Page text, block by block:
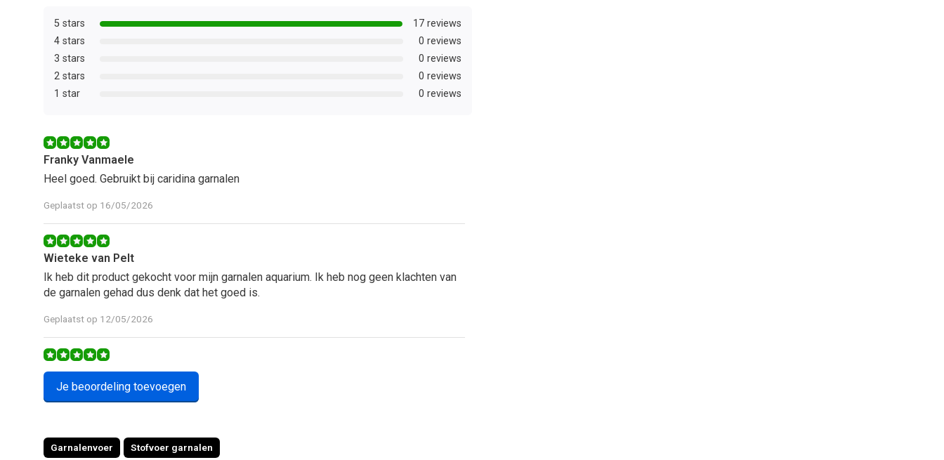
5 stars
17 reviews
4 stars
0 reviews
3 stars
0 reviews
2 stars
0 reviews
1 star
0 reviews
Franky Vanmaele
Heel goed. Gebruikt bij caridina garnalen
Geplaatst op 16/05/2026
Wieteke van Pelt
Ik heb dit product gekocht voor mijn garnalen aquarium. Ik heb nog geen klachten van
de garnalen gehad dus denk dat het goed is.
Geplaatst op 12/05/2026
C de Boer
Fijn spul, vissen en otocinclussen eten het erg graag en doen er goed op.
Je beoordeling toevoegen
Garnalenvoer Stofvoer garnalen